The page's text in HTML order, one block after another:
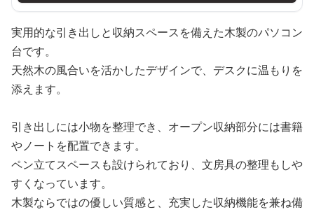
実用的な引き出しと収納スペースを備えた木製のパソコン
台です。
天然木の風合いを活かしたデザインで、デスクに温もりを
添えます。
引き出しには小物を整理でき、オープン収納部分には書籍
やノートを配置できます。
ペン立てスペースも設けられており、文房具の整理もしや
すくなっています。
木製ならではの優しい質感と、充実した収納機能を兼ね備